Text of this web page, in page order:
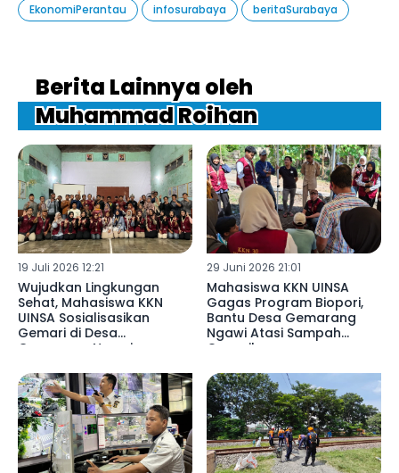
EkonomiPerantau
infosurabaya beritaSurabaya
Berita Lainnya oleh
Muhammad Roihan
19 Juli 2026 12:21
Wujudkan Lingkungan
Sehat, Mahasiswa KKN
UINSA Sosialisasikan
Gemari di Desa
Gemarang Ngawi
29 Juni 2026 21:01
Mahasiswa KKN UINSA
Gagas Program Biopori,
Bantu Desa Gemarang
Ngawi Atasi Sampah
Organik